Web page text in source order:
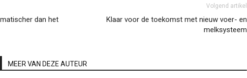
dan het
Volgend artikel
Klaar voor de toekomst met nieuw voer- en
melksysteem
MEER VAN DEZE AUTEUR